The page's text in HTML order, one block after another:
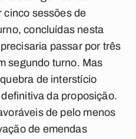
cinco sessões de
concluídas nesta
passar por três
segundo turno. Mas
de interstício
da proposição.
de pelo menos
de emendas